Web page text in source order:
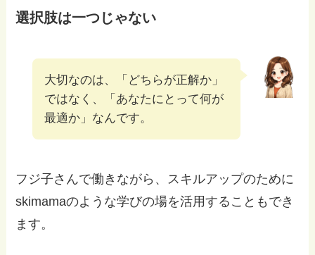
選択肢は一つじゃない
大切なのは、「どちらが正解か」
ではなく、「あなたにとって何が
最適か」なんです。
フジ子さんで働きながら、スキルアップのために
skimamaのような学びの場を活用することもでき
ます。